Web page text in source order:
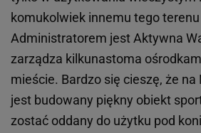
komukolwiek innemu tego
Administratorem jest Aktywna
zarządza kilkunastoma
mieście. Bardzo się cieszę, że
jest budowany piękny obiekt
zostać oddany do użytku pod